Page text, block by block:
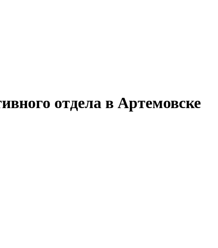
отдела в Артемовске